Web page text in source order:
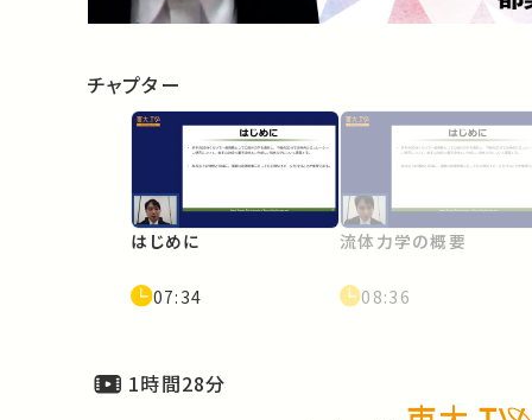
チャプター
はじめに
07:34
流体力学の概要
08:36
1時間28分